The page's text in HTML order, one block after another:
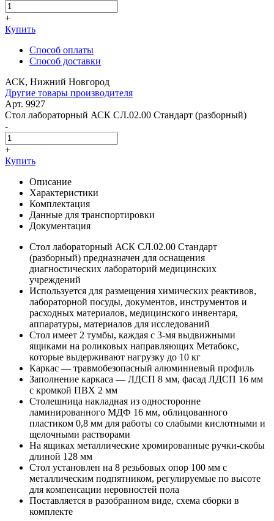
+
Купить
Способ оплаты
Способ доставки
АСК, Нижний Новгород
Другие товары производителя
Арт. 9927
Стол лабораторный АСК СЛ.02.00 Стандарт (разборный)
-
+
Купить
Описание
Характеристики
Комплектация
Данные для транспортировки
Документация
Стол лабораторный АСК СЛ.02.00 Стандарт
(разборный) предназначен для оснащения
диагностических лабораторий медицинских
учреждений
Используется для размещения химических реактивов,
лабораторной посуды, документов, инструментов и
расходных материалов, медицинского инвентаря,
аппаратуры, материалов для исследований
Стол имеет 2 тумбы, каждая с 3-мя выдвижными
ящиками на роликовых направляющих Метабокс,
которые выдерживают нагрузку до 10 кг
Каркас — травмобезопасный алюминиевый профиль
Заполнение каркаса — ЛДСП 8 мм, фасад ЛДСП 16 мм
с кромкой ПВХ 2 мм
Столешница накладная из односторонне
ламинированного МДФ 16 мм, облицованного
пластиком 0,8 мм для работы со слабыми кислотными и
щелочными растворами
На ящиках металлические хромированные ручки-скобы
длиной 128 мм
Стол установлен на 8 резьбовых опор 100 мм с
металлическим подпятником, регулируемые по высоте
для компенсации неровностей пола
Поставляется в разобранном виде, схема сборки в
комплекте